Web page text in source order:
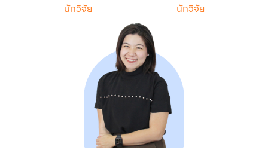
นักวิจัย นักวิจัย